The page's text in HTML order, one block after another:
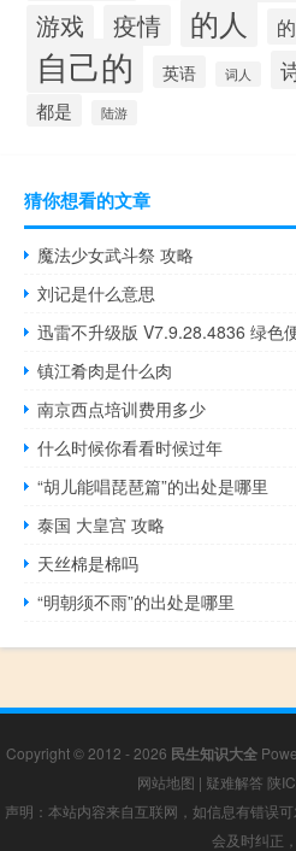
游戏 疫情 的人
自己的 英语 词人
都是 陆游
猜你想看的文章
魔法少女武斗祭 攻略
刘记是什么意思
镇江肴肉是什么肉
南京西点培训费用多少
什么时候你看看时候过年
“胡儿能唱琵琶篇”的出处是哪里
泰国 大皇宫 攻略
天丝棉是棉吗
“明朝须不雨”的出处是哪里
Copyright © 2012 - 2026 民生知识大全
网站地图 | 疑难解答 陕
声明：本站内容来自互联网，如信息有错误
会及时纠正